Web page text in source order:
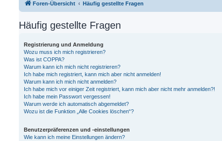
Foren-Übersicht Häufig gestellte Fragen
Häufig gestellte Fragen
Registrierung und Anmeldung
Wozu muss ich mich registrieren?
Was ist COPPA?
Warum kann ich mich nicht registrieren?
Ich habe mich registriert, kann mich aber nicht anmelden!
Warum kann ich mich nicht anmelden?
Ich habe mich vor einiger Zeit registriert, kann mich aber nicht mehr anmelden?!
Ich habe mein Passwort vergessen!
Warum werde ich automatisch abgemeldet?
Wozu ist die Funktion „Alle Cookies löschen“?
Benutzerpräferenzen und -einstellungen
Wie kann ich meine Einstellungen ändern?